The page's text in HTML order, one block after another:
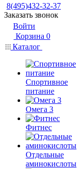
8(495)432-32-37
Заказать звонок
Войти
Корзина 0
Каталог
Спортивное
питание
Омега 3
Фитнес
Отдельные
аминокислоты